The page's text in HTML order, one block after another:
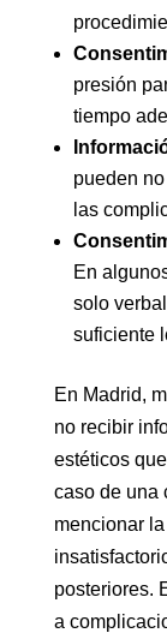
presión
tiempo
pueden
las
En
solo
suficiente
En Madrid,
no recibir
estéticos
caso de una
mencionar
posteriores.
a